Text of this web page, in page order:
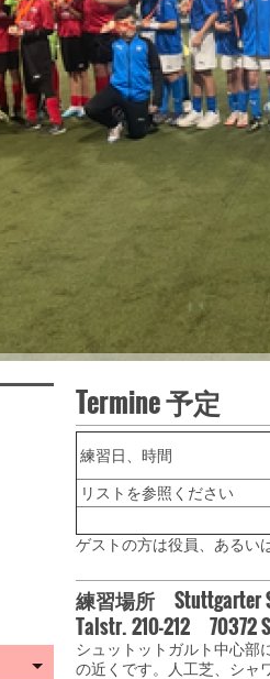
Termine 予定
練習日
リストを参照ください
ゲストの方は役員、あるい
練習場所 Stuttgarter
Talstr. 210-212 70372
シュットットガルト中心部
の近くです。人工芝、シャ